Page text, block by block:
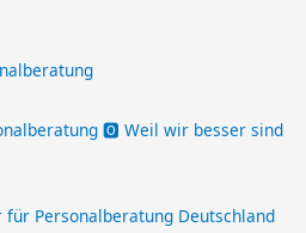
🅾️ Weil wir besser sind